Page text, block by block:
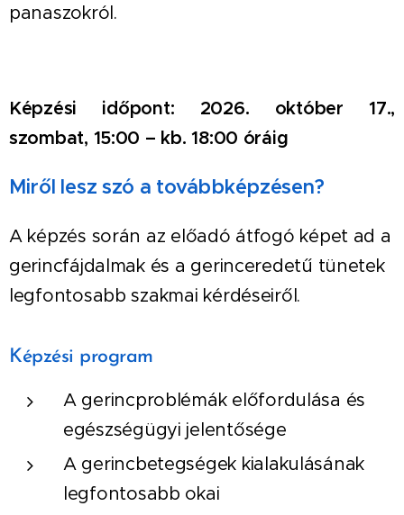
panaszokról.
Képzési időpont: 2026. október 17.,
szombat, 15:00 – kb. 18:00 óráig
Miről lesz szó a továbbképzésen?
A képzés során az előadó átfogó képet ad a
gerincfájdalmak és a gerinceredetű tünetek
legfontosabb szakmai kérdéseiről.
Képzési program
A gerincproblémák előfordulása és
egészségügyi jelentősége
A gerincbetegségek kialakulásának
legfontosabb okai